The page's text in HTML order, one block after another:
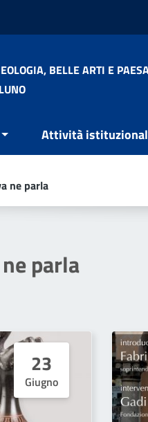
BELLE ARTI E
Attività
ne parla
parla
23
Giugno